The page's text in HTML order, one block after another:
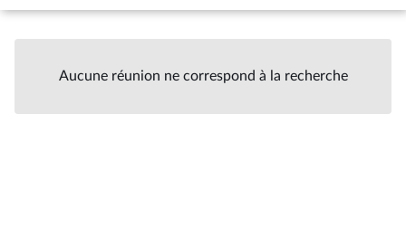
Aucune réunion ne correspond à la recherche